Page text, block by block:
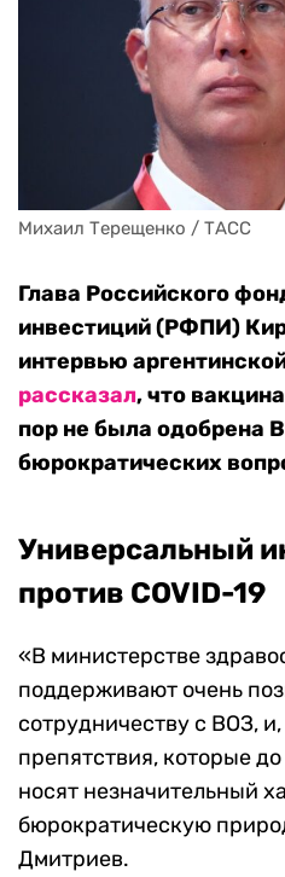
Михаил Терещенко / ТАСС
Глава Российского
инвестиций (РФПИ)
интервью
рассказал, что
пор не была одобрена
бюрократических
Универсальный
против COVID-19
«В министерстве
поддерживают очень
сотрудничеству с ВОЗ,
препятствия, которые
носят незначительный
бюрократическую
Дмитриев.